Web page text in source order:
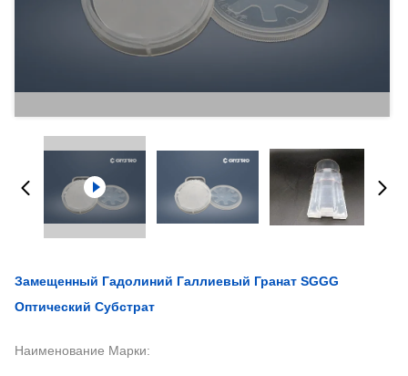
Замещенный Гадолиний Галлиевый Гранат SGGG
Оптический Субстрат
Наименование Марки: